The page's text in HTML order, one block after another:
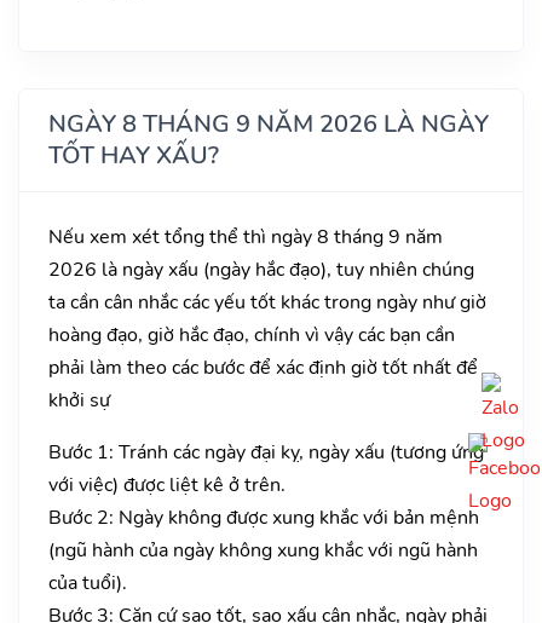
NGÀY 8 THÁNG 9 NĂM 2026 LÀ NGÀY
TỐT HAY XẤU?
Nếu xem xét tổng thể thì ngày 8 tháng 9 năm
2026 là ngày xấu (ngày hắc đạo), tuy nhiên chúng
ta cần cân nhắc các yếu tốt khác trong ngày như giờ
hoàng đạo, giờ hắc đạo, chính vì vậy các bạn cần
phải làm theo các bước để xác định giờ tốt nhất để
khởi sự
Bước 1: Tránh các ngày đại kỵ, ngày xấu (tương ứng
với việc) được liệt kê ở trên.
Bước 2: Ngày không được xung khắc với bản mệnh
(ngũ hành của ngày không xung khắc với ngũ hành
của tuổi).
Bước 3: Căn cứ sao tốt, sao xấu cân nhắc, ngày phải